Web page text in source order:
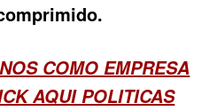
COMO EMPRESA
AQUI POLITICAS